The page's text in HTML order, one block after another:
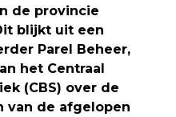
de provincie
blijkt uit een
Parel Beheer,
het Centraal
(CBS) over de
van de afgelopen